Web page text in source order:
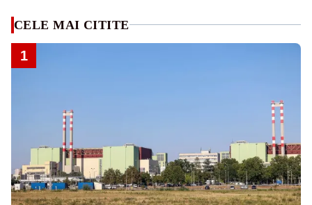
CELE MAI CITITE
1